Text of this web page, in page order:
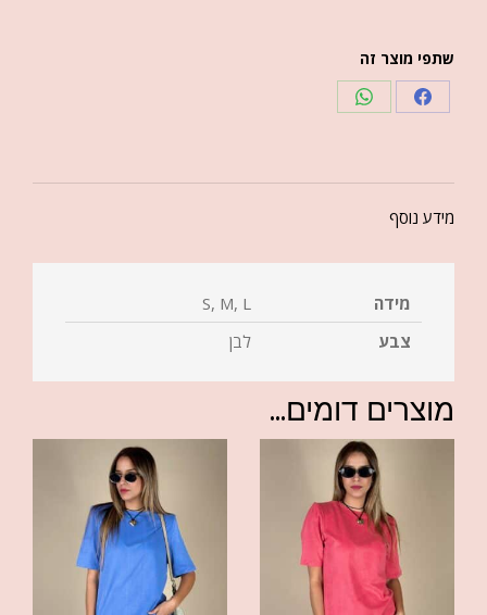
שתפי מוצר זה
מידע נוסף
מידה
S, M, L
צבע
לבן
מוצרים דומים...